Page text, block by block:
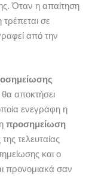
Όταν η απαίτηση
τρέπεται σε
από την
θα αποκτήσει
ενεγράφη η
προσημείωση
τελευταίας
και ο
προνομιακά σαν